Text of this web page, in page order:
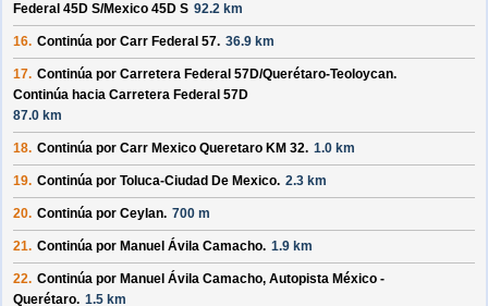
Federal 45D S/Mexico 45D S 92.2 km
16. Continúa por Carr Federal 57. 36.9 km
17. Continúa por Carretera Federal 57D/Querétaro-Teoloycan.
Continúa hacia Carretera Federal 57D
87.0 km
18. Continúa por Carr Mexico Queretaro KM 32. 1.0 km
19. Continúa por Toluca-Ciudad De Mexico. 2.3 km
20. Continúa por Ceylan. 700 m
21. Continúa por Manuel Ávila Camacho. 1.9 km
22. Continúa por Manuel Ávila Camacho, Autopista México -
Querétaro. 1.5 km